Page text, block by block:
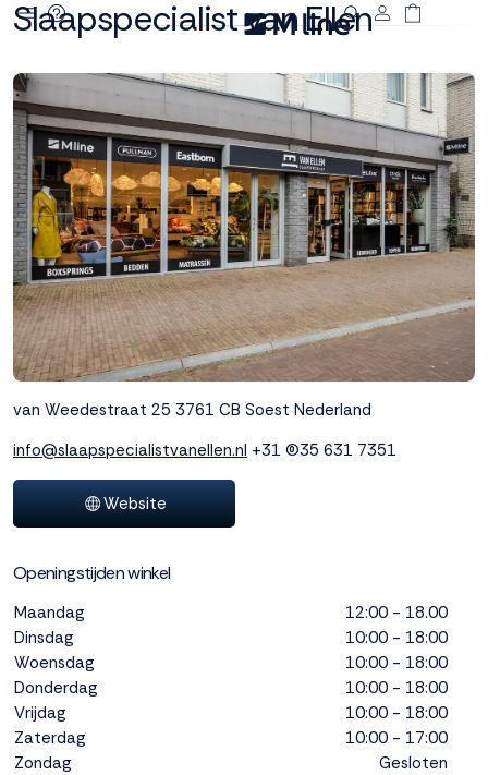
gebruikt
cookies
M line plaatst
functionele,
analytische en
marketing cookies.
Dankzij functionele
cookies werkt de
website goed, terwijl
de analytische
om de website te
marketing cookies
kunnen we jouw
interactie met ons
binnen en buiten
volgen. Dat doen we
anoniem. Meer
weten? Lees
dit overzicht
alle
cookieinstellingen en
lees hier onze privacy
policy
Slaapspecialist van Ellen
van Weedestraat 25 3761 CB Soest Nederland
info@slaapspecialistvanellen.nl +31 (0)35 631 7351
Website
Openingstijden winkel
Maandag
12:00 - 18.00
Dinsdag
10:00 - 18:00
Woensdag
10:00 - 18:00
Donderdag
10:00 - 18:00
Vrijdag
10:00 - 18:00
Zaterdag
10:00 - 17:00
Zondag
Gesloten